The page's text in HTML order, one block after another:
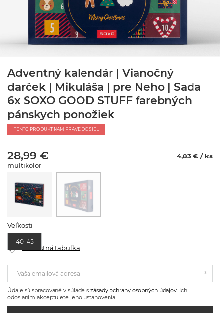
Adventný kalendár | Vianočný
darček | Mikuláša | pre Neho | Sada
6x SOXO GOOD STUFF farebných
pánskych ponožiek
TENTO PRODUKT NÁM PRÁVE DOŠIEL
28,99 €
4,83 € / ks
multikolor
Veľkosti
40–45
Veľkostná tabuľka
Vaša emailová adresa
Údaje sú spracované v súlade s zásady ochrany osobných údajov . Ich
odoslaním akceptujete jeho ustanovenia.